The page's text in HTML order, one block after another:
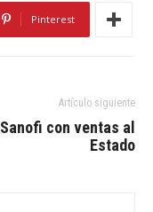
Pinterest
Artículo siguiente
Sanofi con ventas al
Estado